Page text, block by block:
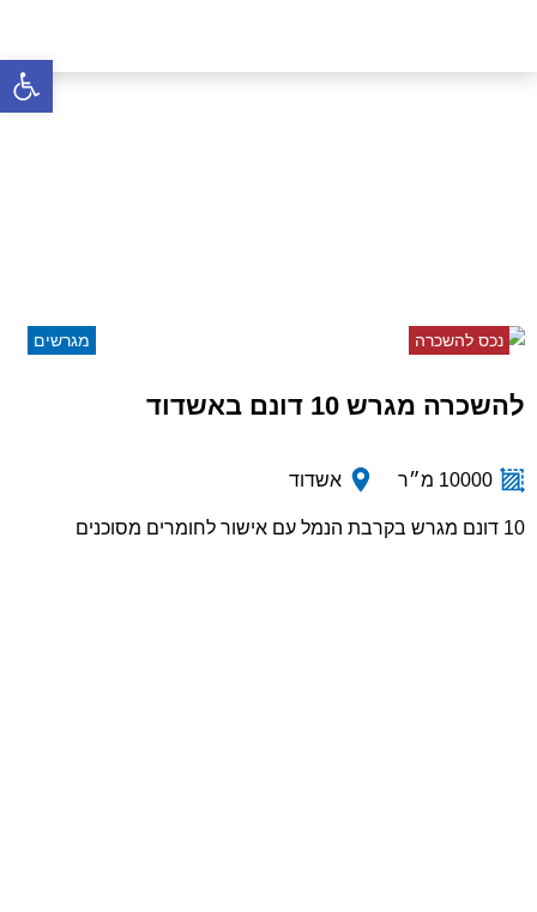
מגרשים נכס להשכרה
להשכרה מגרש 10 דונם באשדוד
10000 מ״ר אשדוד
10 דונם מגרש בקרבת הנמל עם אישור לחומרים מסוכנים
פתח